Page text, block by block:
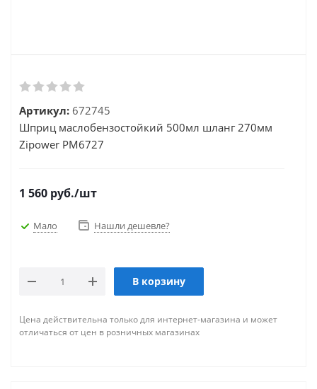
Артикул: 672745
Шприц маслобензостойкий 500мл шланг 270мм
Zipower PM6727
1 560 руб./шт
Мало Нашли дешевле?
В корзину
Цена действительна только для интернет-магазина и может
отличаться от цен в розничных магазинах